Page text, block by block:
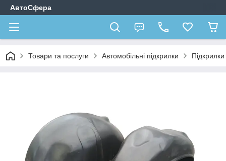
АвтоСфера
Товари та послуги Автомобільні підкрилки